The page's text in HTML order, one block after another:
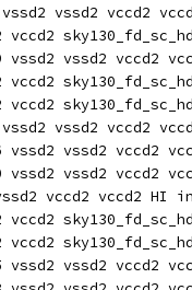
vssd2 vssd2 vccd2
vccd2
vssd2 vssd2 vccd2
vccd2
vccd2
vssd2 vssd2 vccd2
vssd2 vssd2 vccd2
vssd2 vssd2 vccd2
vccd2 vccd2 HI
vccd2
vccd2
vssd2 vssd2 vccd2